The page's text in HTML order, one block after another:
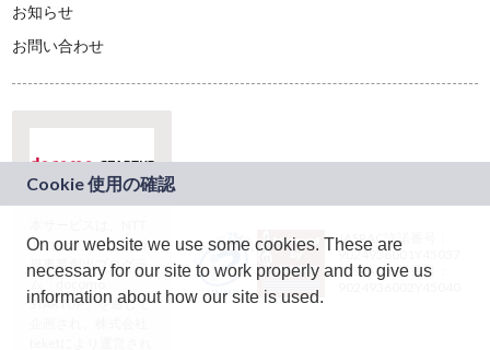
お知らせ
お問い合わせ
ドコモグループの新
規事業創出プログラ
ム「docomo
STARTUP」を通じて
JASRAC許諾番号：
9024936001Y45037
JASRAC許諾番号：
On our website we use some cookies. These are
necessary for our site to work properly and to give us
information about how our site is used.